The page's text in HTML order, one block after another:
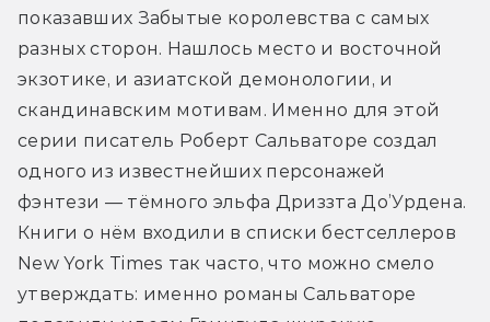
показавших Забытые королевства с самых
разных сторон. Нашлось место и восточной
экзотике, и азиатской демонологии, и
скандинавским мотивам. Именно для этой
серии писатель Роберт Сальваторе создал
одного из известнейших персонажей
фэнтези — тёмного эльфа Дриззта До’Урдена.
Книги о нём входили в списки бестселлеров
New York Times так часто, что можно смело
утверждать: именно романы Сальваторе